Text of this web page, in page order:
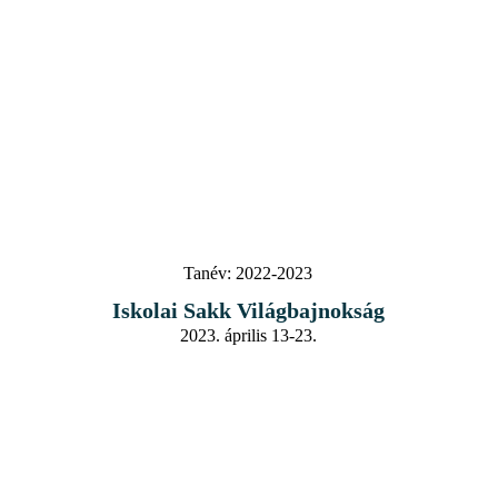
Tanév: 2022-2023
Iskolai Sakk Világbajnokság
2023. április 13-23.